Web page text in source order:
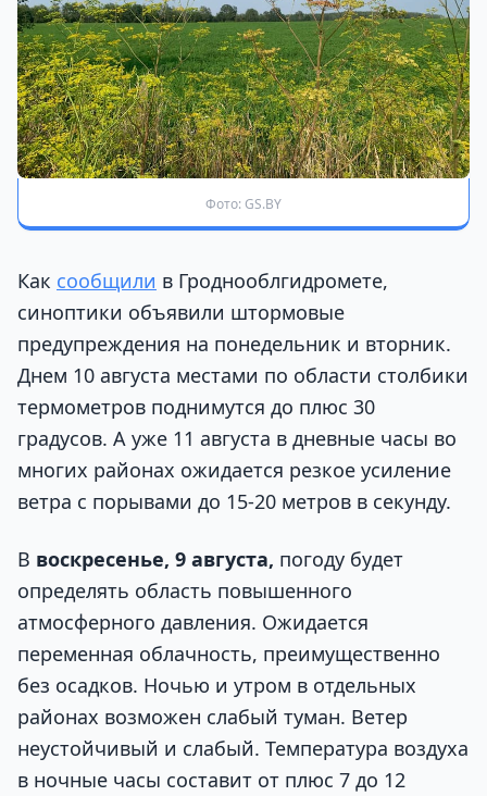
Фото: GS.BY
Как сообщили в Гроднооблгидромете,
синоптики объявили штормовые
предупреждения на понедельник и вторник.
Днем 10 августа местами по области столбики
термометров поднимутся до плюс 30
градусов. А уже 11 августа в дневные часы во
многих районах ожидается резкое усиление
ветра с порывами до 15-20 метров в секунду.
В воскресенье, 9 августа, погоду будет
определять область повышенного
атмосферного давления. Ожидается
переменная облачность, преимущественно
без осадков. Ночью и утром в отдельных
районах возможен слабый туман. Ветер
неустойчивый и слабый. Температура воздуха
в ночные часы составит от плюс 7 до 12